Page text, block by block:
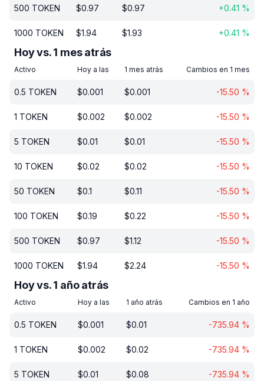
500 TOKEN $0.97 $0.97 +0.41 %
1000 TOKEN $1.94 $1.93 +0.41 %
Hoy vs. 1 mes atrás
Activo Hoy a las 1 mes atrás Cambios en 1 mes
0.5 TOKEN $0.001 $0.001 -15.50 %
1 TOKEN $0.002 $0.002 -15.50 %
5 TOKEN $0.01 $0.01 -15.50 %
10 TOKEN $0.02 $0.02 -15.50 %
50 TOKEN $0.1 $0.11 -15.50 %
100 TOKEN $0.19 $0.22 -15.50 %
500 TOKEN $0.97 $1.12 -15.50 %
1000 TOKEN $1.94 $2.24 -15.50 %
Hoy vs. 1 año atrás
Activo Hoy a las 1 año atrás Cambios en 1 año
0.5 TOKEN $0.001 $0.01 -735.94 %
1 TOKEN $0.002 $0.02 -735.94 %
5 TOKEN $0.01 $0.08 -735.94 %